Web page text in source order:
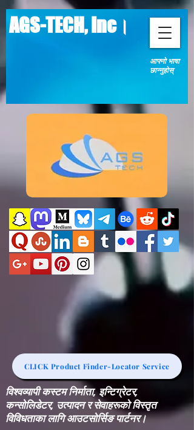
AGS-TECH, Inc।
आफ्नो भाषा
छान्नुहोस्
CLICK Product Finder-Locator Service
विश्वव्यापी कस्टम निर्माता, इन्टिग्रेटर,
कन्सोलिडेटर, उत्पादन र सेवाहरूको विस्तृत
विविधताका लागि आउटसोर्सिङ पार्टनर।